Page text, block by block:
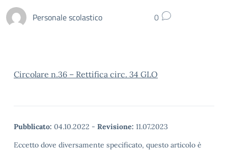
Personale scolastico 0
Circolare n.36 – Rettifica circ. 34 GLO
Pubblicato: 04.10.2022 - Revisione: 11.07.2023
Eccetto dove diversamente specificato, questo articolo è